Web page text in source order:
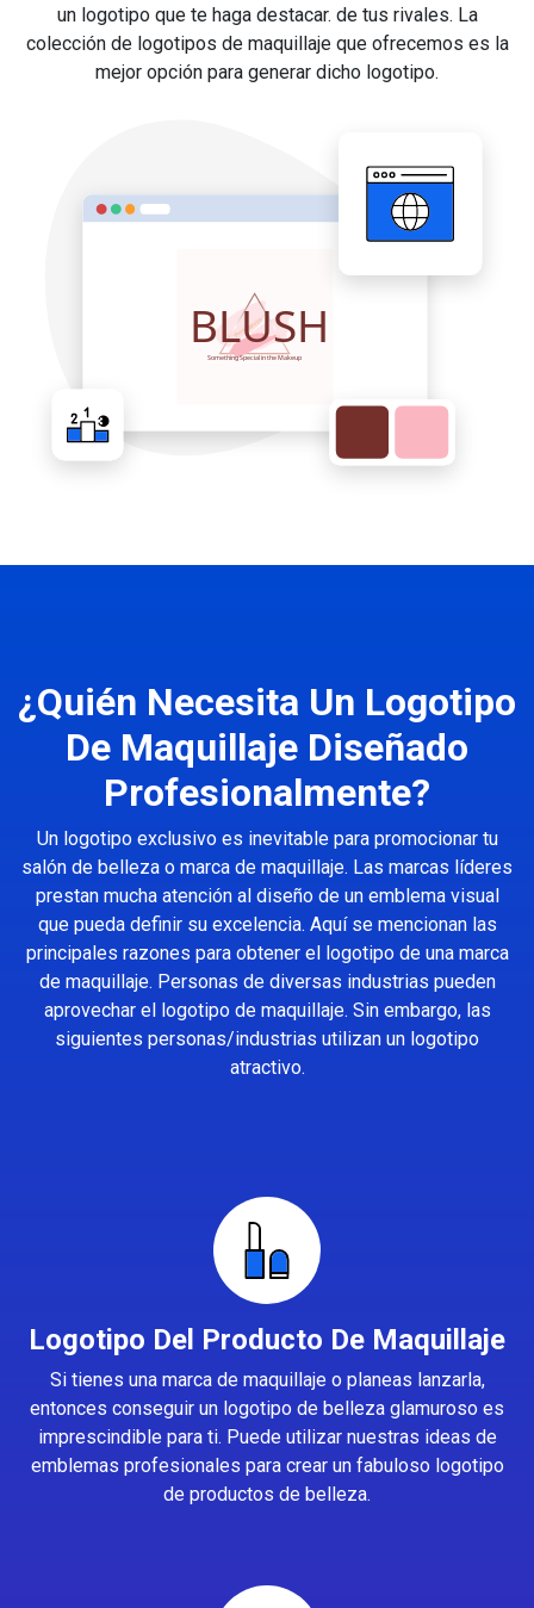
un logotipo que te haga destacar. de tus rivales. La
colección de logotipos de maquillaje que ofrecemos es la
mejor opción para generar dicho logotipo.
¿Quién Necesita Un Logotipo
De Maquillaje Diseñado
Profesionalmente?
Un logotipo exclusivo es inevitable para promocionar tu
salón de belleza o marca de maquillaje. Las marcas líderes
prestan mucha atención al diseño de un emblema visual
que pueda definir su excelencia. Aquí se mencionan las
principales razones para obtener el logotipo de una marca
de maquillaje. Personas de diversas industrias pueden
aprovechar el logotipo de maquillaje. Sin embargo, las
siguientes personas/industrias utilizan un logotipo
atractivo.
Logotipo Del Producto De Maquillaje
Si tienes una marca de maquillaje o planeas lanzarla,
entonces conseguir un logotipo de belleza glamuroso es
imprescindible para ti. Puede utilizar nuestras ideas de
emblemas profesionales para crear un fabuloso logotipo
de productos de belleza.